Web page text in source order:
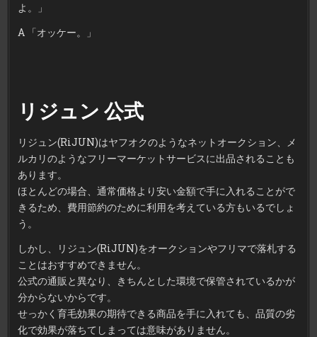
よ。」
A 「オッケー。」
リジュン 公式
リジュン(RiJUN)はヤフオクのようなネットオークション、メ
ルカリのようなフリーマーケットサービスに出品されることも
あります。
ほとんどの場合、通常価格より安い金額で手に入れることがで
きるため、費用節約のために利用を考えている方もいるでしょ
う。
しかし、リジュン(RiJUN)をオークションやフリマで落札する
ことはおすすめできません。
公式の通販と異なり、きちんとした環境で保管されているかが
分からないからです。
せっかく育毛効果の期待できる商品を手に入れても、品質の劣
化で効果が落ちてしまっては意味がありません。